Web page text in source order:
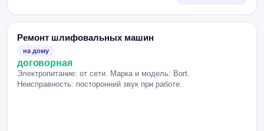
Ремонт шлифовальных машин
на дому
договорная
Электропитание: от сети. Марка и модель: Bort.
Неисправность: посторонний звук при работе.